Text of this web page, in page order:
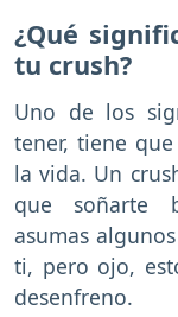
¿Qué
tu crush?
Uno de los
tener, tiene
la vida. Un
que soñarte
asumas
ti, pero ojo,
desenfreno.